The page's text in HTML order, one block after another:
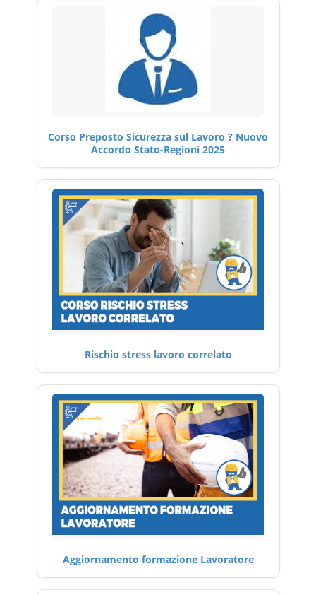
Corso Preposto Sicurezza sul Lavoro ? Nuovo
Accordo Stato-Regioni 2025
Rischio stress lavoro correlato
Aggiornamento formazione Lavoratore